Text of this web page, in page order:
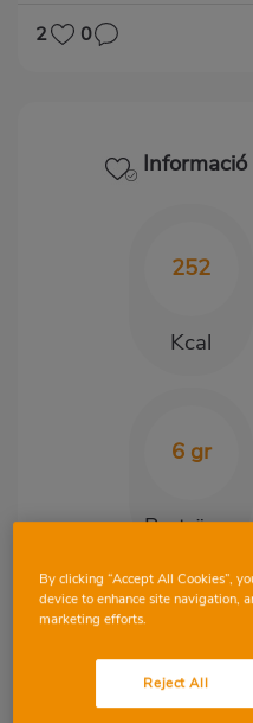
2 0
252
Kcal
6 gr
Proteïnes
By clicking “Accept All Cookies”,
device to enhance site navigation,
marketing efforts.
Reject All